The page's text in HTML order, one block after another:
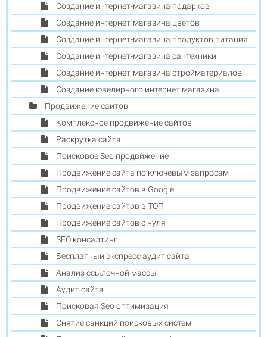
Создание интернет-магазина подарков
Создание интернет-магазина цветов
Создание интернет-магазина продуктов питания
Создание интернет-магазина сантехники
Создание интернет-магазина стройматериалов
Создание ювелирного интернет магазина
Продвижение сайтов
Комплексное продвижение сайтов
Раскрутка сайта
Поисковое Seo продвижение
Продвижение сайта по ключевым запросам
Продвижение сайтов в Google
Продвижение сайтов в ТОП
Продвижение сайтов с нуля
SEO консалтинг
Бесплатный экспресс аудит сайта
Анализ ссылочной массы
Аудит сайта
Поисковая Seo оптимизация
Снятие санкций поисковых систем